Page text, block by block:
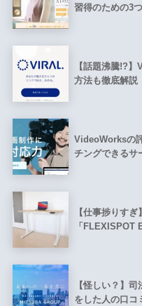
習得のための3
【話題沸騰!?
方法も徹底解説
VideoWorksの
チングできるサ
【仕事捗りす
「FLEXISPOT
【怪しい？】
をした人の口コ